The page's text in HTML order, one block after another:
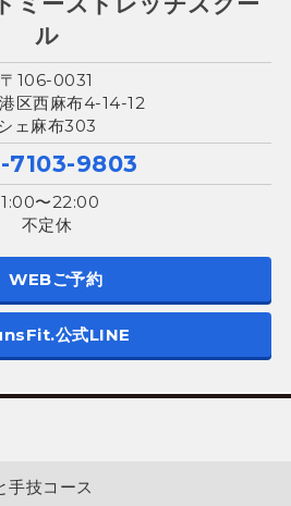
ル
〒106-0031
区西麻布4-14-12
ェ麻布303
7103-9803
〜22:00
不定休
WEBご予約
公式LINE
手技コース